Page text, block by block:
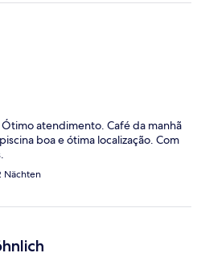
se vc quiser que limpe a
tem espelho no quarto a não
é não é coberto, dificulta se
deu medo, não tinha nada
manutenção, barulho
na hora de parar no andar.
ninguém, não CONFIEM NESTE
ligue e busque
seria pra lazer pode se tornar em
não pretendo voltar nunca mais
atendimento. Café da manhã
boa e ótima localização. Com
Nächten